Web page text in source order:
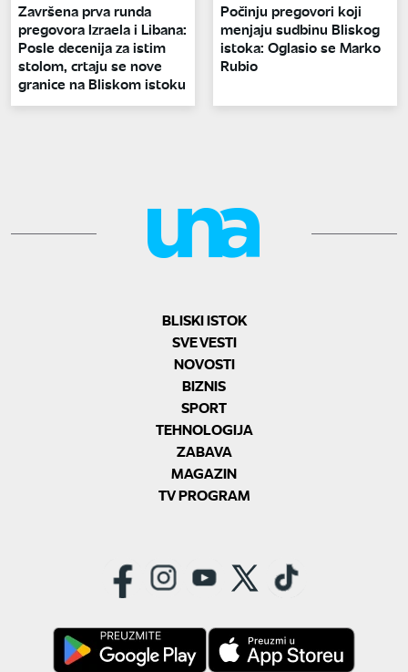
Završena prva runda
pregovora Izraela i Libana:
Posle decenija za istim
stolom, crtaju se nove
granice na Bliskom istoku
Počinju pregovori koji
menjaju sudbinu Bliskog
istoka: Oglasio se Marko
Rubio
BLISKI ISTOK
SVE VESTI
NOVOSTI
BIZNIS
SPORT
TEHNOLOGIJA
ZABAVA
MAGAZIN
TV PROGRAM